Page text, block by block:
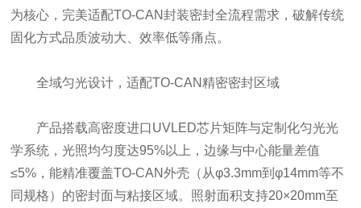
为核心，完美适配TO-CAN封装密封全流程需求，破解传统
固化方式品质波动大、效率低等痛点。
全域匀光设计，适配TO-CAN精密密封区域
产品搭载高密度进口UVLED芯片矩阵与定制化匀光光
学系统，光照均匀度达95%以上，边缘与中心能量差值
≤5%，能精准覆盖TO-CAN外壳（从φ3.3mm到φ14mm等不
同规格）的密封面与粘接区域。照射面积支持20×20mm至